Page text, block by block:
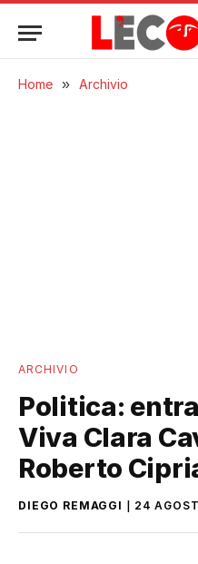
Home » Archivio
ARCHIVIO
Politica:
Viva Clara
Roberto
DIEGO REMAGGI 24